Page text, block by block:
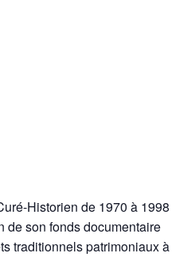
Historien de 1970 à 1998
de son fonds documentaire
traditionnels patrimoniaux à